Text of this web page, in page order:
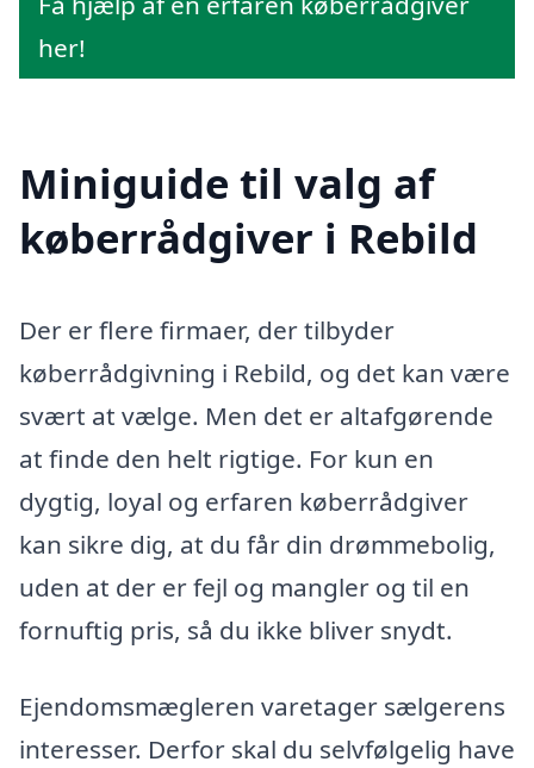
her!
Miniguide til valg af
køberrådgiver i Rebild
Der er flere firmaer, der tilbyder
køberrådgivning i Rebild, og det kan være
svært at vælge. Men det er altafgørende
at finde den helt rigtige. For kun en
dygtig, loyal og erfaren køberrådgiver
kan sikre dig, at du får din drømmebolig,
uden at der er fejl og mangler og til en
fornuftig pris, så du ikke bliver snydt.
Ejendomsmægleren varetager sælgerens
interesser. Derfor skal du selvfølgelig have